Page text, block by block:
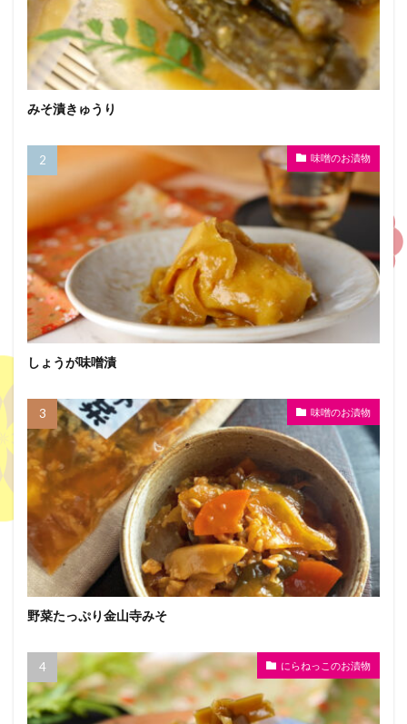
みそ漬きゅうり
味噌のお漬物
しょうが味噌漬
味噌のお漬物
野菜たっぷり金山寺みそ
にらねっこのお漬物